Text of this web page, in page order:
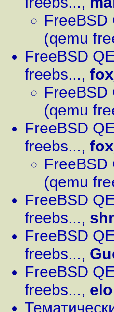
FreeBSD
(qemu
FreeBSD
freebs...,
FreeBSD
(qemu
FreeBSD
freebs...,
FreeBSD
(qemu
FreeBSD
freebs...,
FreeBSD
freebs...,
FreeBSD
freebs...,